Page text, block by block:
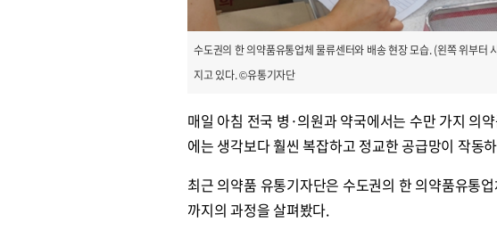
수도권의 한 의약품유통업체 물류센터와 배송 현장 모습. (왼쪽 위부
지고 있다. ©유통기자단
매일 아침 전국 병·의원과 약국에서는 수만 가지 의
에는 생각보다 훨씬 복잡하고 정교한 공급망이 작동
최근 의약품 유통기자단은 수도권의 한 의약품유통
까지의 과정을 살펴봤다.